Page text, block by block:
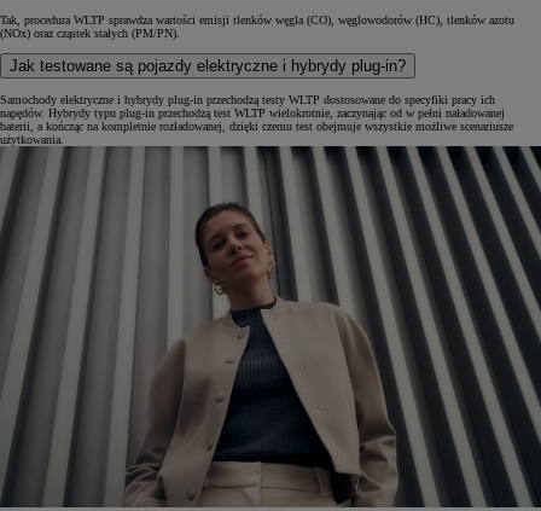
Tak, procedura WLTP sprawdza wartości emisji tlenków węgla (CO), węglowodorów (HC), tlenków azotu
(NOx) oraz cząstek stałych (PM/PN).
Jak testowane są pojazdy elektryczne i hybrydy plug-in?
Samochody elektryczne i hybrydy plug-in przechodzą testy WLTP dostosowane do specyfiki pracy ich
napędów. Hybrydy typu plug-in przechodzą test WLTP wielokrotnie, zaczynając od w pełni naładowanej
baterii, a kończąc na kompletnie rozładowanej, dzięki czemu test obejmuje wszystkie możliwe scenariusze
użytkowania.